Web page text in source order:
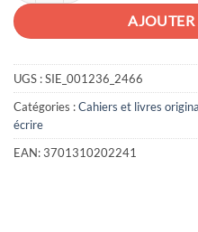
UGS :SIE_001236_2466
Catégories :Cahiers et livres
écrire
EAN:3701310202241